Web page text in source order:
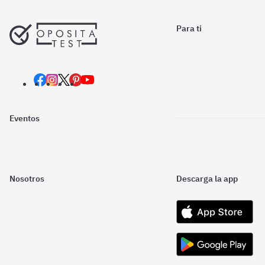
Para ti
Eventos
Nosotros Descarga la app